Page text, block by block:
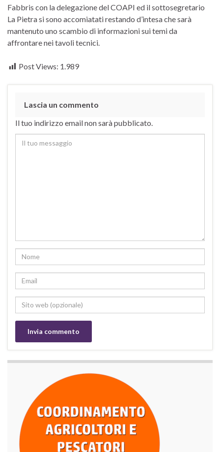
Fabbris con la delegazione del COAPI ed il sottosegretario
La Pietra si sono accomiatati restando d’intesa che sarà
mantenuto uno scambio di informazioni sui temi da
affrontare nei tavoli tecnici.
Post Views: 1.989
Lascia un commento
Il tuo indirizzo email non sarà pubblicato.